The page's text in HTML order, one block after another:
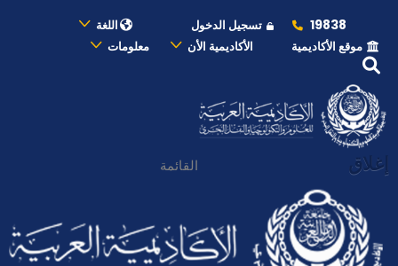
19838 تسجيل الدخول
اللغة
موقع الأكاديمية
الأكاديمية الأن معلومات
إغلاق القائمة